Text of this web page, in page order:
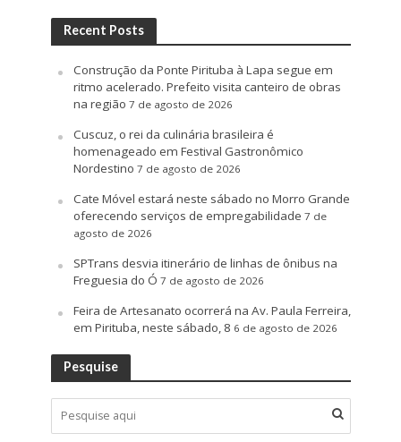
Recent Posts
Construção da Ponte Pirituba à Lapa segue em
ritmo acelerado. Prefeito visita canteiro de obras
na região 7 de agosto de 2026
Cuscuz, o rei da culinária brasileira é
homenageado em Festival Gastronômico
Nordestino 7 de agosto de 2026
Cate Móvel estará neste sábado no Morro Grande
oferecendo serviços de empregabilidade 7 de
agosto de 2026
SPTrans desvia itinerário de linhas de ônibus na
Freguesia do Ó 7 de agosto de 2026
Feira de Artesanato ocorrerá na Av. Paula Ferreira,
em Pirituba, neste sábado, 8 6 de agosto de 2026
Pesquise